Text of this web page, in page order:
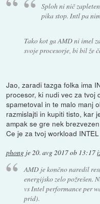
Sploh ni nič
pika stop. Intl pa
Tako kot ga AMD ni imel
svoje procesorje, bi bil že
Jao, zaradi tazga folka ima
procesor, ki nudi vec za tvoj
spametoval in te malo manj
razmislajti in kupiti tisto, kar
ampak se gre nek
Ce je za tvoj workload
phong je20. avg 2017 ob 13:17
AMD je končno naredil
energijsko zelo požrešen.
vs Intel performance per
prid).